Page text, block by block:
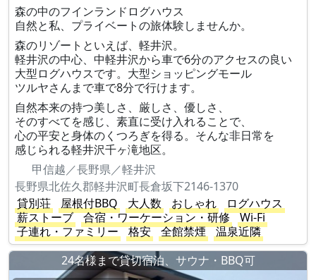
森の中のフインランドログハウス
自然と私、プライベートの旅体験しませんか。
森のリゾートといえば、軽井沢。
軽井沢の中心、中軽井沢から車で6分のアクセスの良い
大型ログハウスです。大型ショッピングモール
ツルヤさんまで車で8分で行けます。
自然本来の持つ美しさ、厳しさ、優しさ、
そのすべてを感じ、素直に受け入れることで、
心の平安と身体のくつろぎを得る。そんな非日常を
感じられる軽井沢千ヶ滝地区。
甲信越／長野県／軽井沢
長野県北佐久郡軽井沢町長倉坂下2146-1370
貸別荘
屋根付BBQ 大人数 おしゃれ
ログハウス
薪ストーブ
合宿・ワーケーション・研修
Wi-Fi
子連れ・ファミリー
格安 全館禁煙
温泉近隣
24名様まで貸切宿泊、サウナ・BBQ可